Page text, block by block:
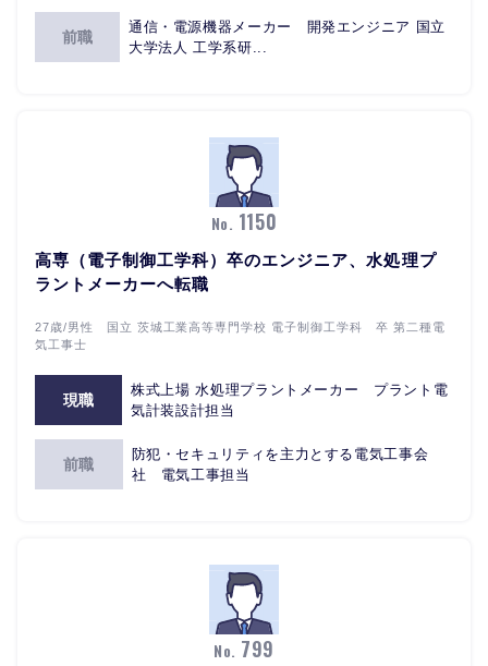
前職
通信・電源機器メーカー 開発エンジニア 国立
大学法人 工学系研...
No. 1150
高専（電子制御工学科）卒のエンジニア、水処理プ
ラントメーカーへ転職
27歳/男性 国立 茨城工業高等専門学校 電子制御工学科 卒 第二種電
気工事士
現職
株式上場 水処理プラントメーカー プラント電
気計装設計担当
前職
防犯・セキュリティを主力とする電気工事会
社 電気工事担当
No. 799